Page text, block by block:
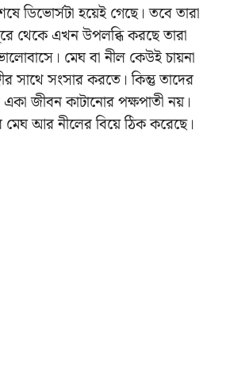
ডিভোর্সটা হয়েই গেছে। তবে তারা
থেকে এখন উপলব্ধি করছে তারা
মেঘ বা নীল কেউই চায়না
সাথে সংসার করতে। কিন্তু তাদের
জীবন কাটানোর পক্ষপাতী নয়।
মেঘ আর নীলের বিয়ে ঠিক করেছে।